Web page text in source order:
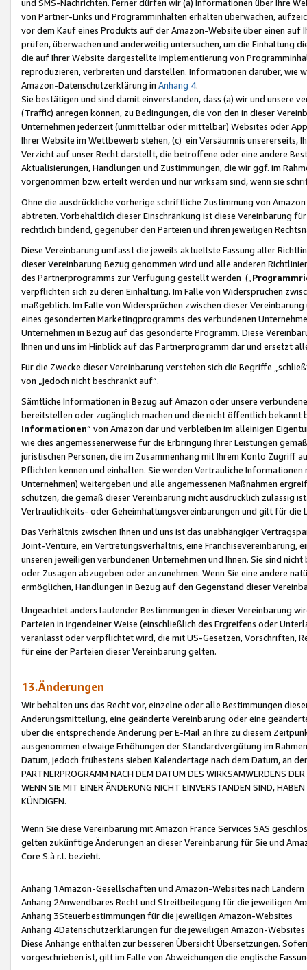
und SMS-Nachrichten. Ferner dürfen wir (a) Informationen über Ihre
von Partner-Links und Programminhalten erhalten überwachen,
vor dem Kauf eines Produkts auf der Amazon-Website über einen
prüfen, überwachen und anderweitig untersuchen, um die Einhaltung
die auf Ihrer Website dargestellte Implementierung von
reproduzieren, verbreiten und darstellen. Informationen darüber, wie
Amazon-Datenschutzerklärung in Anhang 4.
Sie bestätigen und sind damit einverstanden, dass (a) wir und
(Traffic) anregen können, zu Bedingungen, die von den in dieser
Unternehmen jederzeit (unmittelbar oder mittelbar) Websites oder
Ihrer Website im Wettbewerb stehen, (c) ein Versäumnis unsererseits,
Verzicht auf unser Recht darstellt, die betroffene oder eine andere
Aktualisierungen, Handlungen und Zustimmungen, die wir ggf. im
vorgenommen bzw. erteilt werden und nur wirksam sind, wenn sie
Ohne die ausdrückliche vorherige schriftliche Zustimmung von
abtreten. Vorbehaltlich dieser Einschränkung ist diese Vereinbarung
rechtlich bindend, gegenüber den Parteien und ihren jeweiligen
Diese Vereinbarung umfasst die jeweils aktuellste Fassung aller
dieser Vereinbarung Bezug genommen wird und alle anderen
des Partnerprogramms zur Verfügung gestellt werden („
verpflichten sich zu deren Einhaltung. Im Falle von Widersprüchen
maßgeblich. Im Falle von Widersprüchen zwischen dieser
eines gesonderten Marketingprogramms des verbundenen
Unternehmen in Bezug auf das gesonderte Programm. Diese
Ihnen und uns im Hinblick auf das Partnerprogramm dar und ersetzt
Für die Zwecke dieser Vereinbarung verstehen sich die Begriffe
von „jedoch nicht beschränkt auf“.
Sämtliche Informationen in Bezug auf Amazon oder unsere
bereitstellen oder zugänglich machen und die nicht öffentlich
Informationen“ von Amazon dar und verbleiben im alleinigen
wie dies angemessenerweise für die Erbringung Ihrer Leistungen
juristischen Personen, die im Zusammenhang mit Ihrem Konto
Pflichten kennen und einhalten. Sie werden Vertrauliche
Unternehmen) weitergeben und alle angemessenen Maßnahmen
schützen, die gemäß dieser Vereinbarung nicht ausdrücklich zulässig
Vertraulichkeits- oder Geheimhaltungsvereinbarungen und gilt für die
Das Verhältnis zwischen Ihnen und uns ist das unabhängiger
Joint-Venture, ein Vertretungsverhältnis, eine Franchisevereinbarung,
unseren jeweiligen verbundenen Unternehmen und Ihnen. Sie sind
oder Zusagen abzugeben oder anzunehmen. Wenn Sie eine andere
ermöglichen, Handlungen in Bezug auf den Gegenstand dieser
Ungeachtet anders lautender Bestimmungen in dieser Vereinbarung
Parteien in irgendeiner Weise (einschließlich des Ergreifens oder
veranlasst oder verpflichtet wird, die mit US-Gesetzen, Vorschriften,
für eine der Parteien dieser Vereinbarung gelten.
13.Änderungen
Wir behalten uns das Recht vor, einzelne oder alle Bestimmungen
Änderungsmitteilung, eine geänderte Vereinbarung oder eine
über die entsprechende Änderung per E-Mail an Ihre zu diesem
ausgenommen etwaige Erhöhungen der Standardvergütung im
Datum, jedoch frühestens sieben Kalendertage nach dem Datum, an
PARTNERPROGRAMM NACH DEM DATUM DES WIRKSAMWERDENS
WENN SIE MIT EINER ÄNDERUNG NICHT EINVERSTANDEN SIND,
KÜNDIGEN.
Wenn Sie diese Vereinbarung mit Amazon France Services SAS
gelten zukünftige Änderungen an dieser Vereinbarung für Sie und
Core S.à r.l. bezieht.
Anhang 1Amazon-Gesellschaften und Amazon-Websites nach Ländern
Anhang 2Anwendbares Recht und Streitbeilegung für die jeweiligen
Anhang 3Steuerbestimmungen für die jeweiligen Amazon-Websites
Anhang 4Datenschutzerklärungen für die jeweiligen Amazon-Websites
Diese Anhänge enthalten zur besseren Übersicht Übersetzungen.
vorgeschrieben ist, gilt im Falle von Abweichungen die englische